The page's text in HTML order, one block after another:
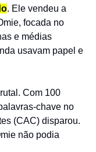
. Ele vendeu a
focada no
e médias
usavam papel e
Com 100
chave no
(CAC) disparou.
não podia